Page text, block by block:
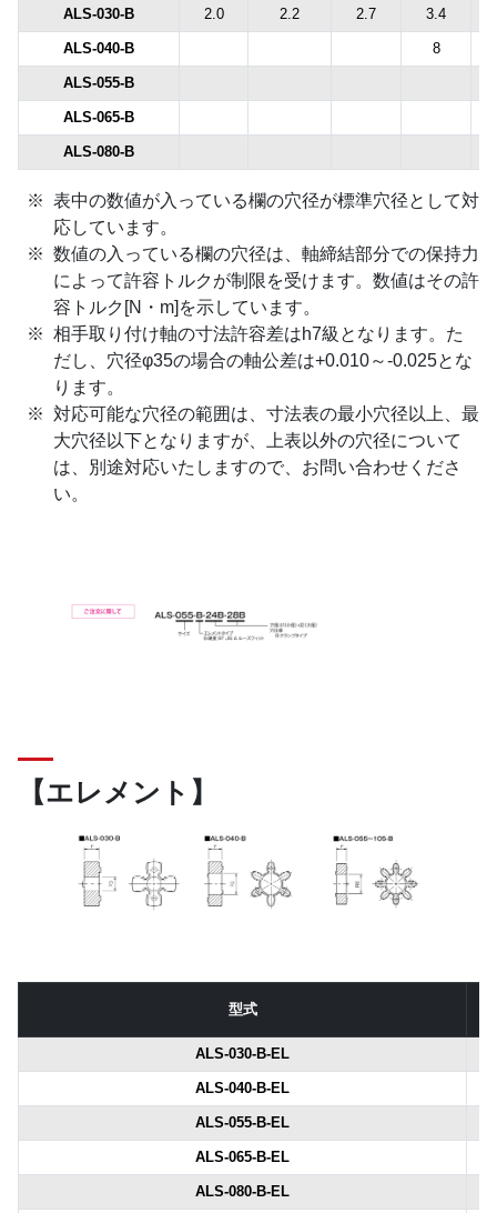
ALS-030-B 2.0 2.2 2.7 3.4
ALS-040-B 8
ALS-055-B
ALS-065-B
ALS-080-B
表中の数値が入っている欄の穴径が標準穴径として対
応しています。
数値の入っている欄の穴径は、軸締結部分での保持力
によって許容トルクが制限を受けます。数値はその許
容トルク[N・m]を示しています。
相手取り付け軸の寸法許容差はh7級となります。た
だし、穴径φ35の場合の軸公差は+0.010～-0.025とな
ります。
対応可能な穴径の範囲は、寸法表の最小穴径以上、最
大穴径以下となりますが、上表以外の穴径について
は、別途対応いたしますので、お問い合わせくださ
い。
【エレメント】
型式
ALS-030-B-EL
ALS-040-B-EL
ALS-055-B-EL
ALS-065-B-EL
ALS-080-B-EL